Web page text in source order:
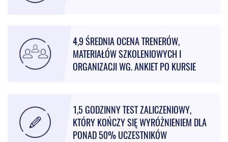
4,9 ŚREDNIA OCENA TRENERÓW,
MATERIAŁÓW SZKOLENIOWYCH I
ORGANIZACJI WG. ANKIET PO KURSIE
1,5 GODZINNY TEST ZALICZENIOWY,
KTÓRY KOŃCZY SIĘ WYRÓŻNIENIEM DLA
PONAD 50% UCZESTNIKÓW